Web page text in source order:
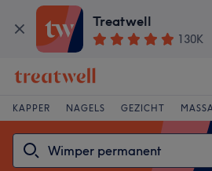
Treatwell
130K
KAPPER NAGELS GEZICHT